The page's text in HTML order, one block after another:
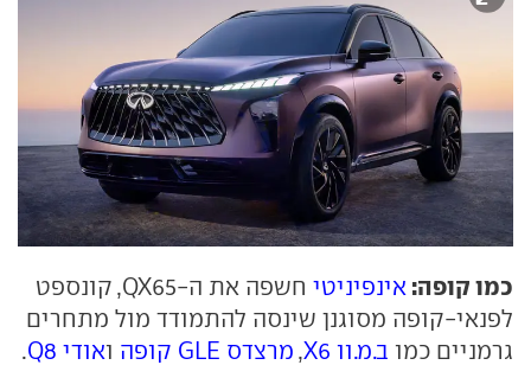
כמו קופה: אינפיניטי
חשפה את ה-QX65, קונספט
לפנאי-קופה מסוגנן שינסה להתמודד מול מתחרים
גרמניים כמו ב.מ.וו X6 , מרצדס GLE קופה ואודי Q8
.